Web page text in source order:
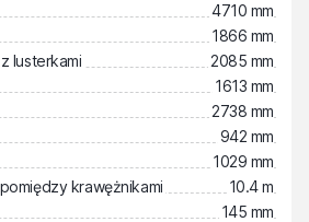
4710 mm
1866 mm
lusterkami
2085 mm
1613 mm
2738 mm
942 mm
1029 mm
krawężnikami
10.4 m
145 mm